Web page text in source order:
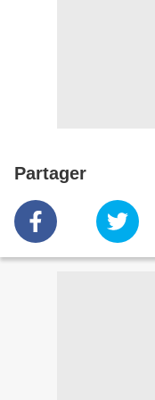
Partager